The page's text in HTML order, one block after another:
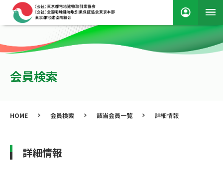
会員検索
HOME 会員検索 該当会員一覧 詳細情報
詳細情報